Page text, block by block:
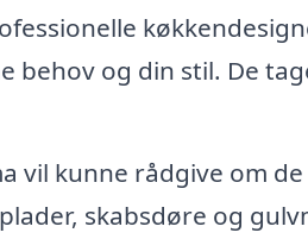
behov og din stil. De
vil kunne rådgive om
skabsdøre og